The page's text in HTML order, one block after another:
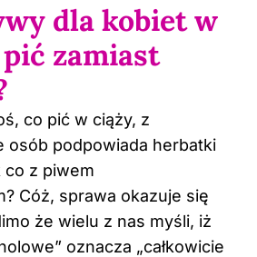
dla kobiet w
zamiast
co pić w ciąży, z
osób podpowiada herbatki
co z piwem
Cóż, sprawa okazuje się
że wielu z nas myśli, iż
oznacza „całkowicie